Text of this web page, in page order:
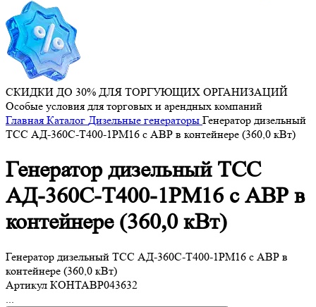
СКИДКИ ДО 30% ДЛЯ ТОРГУЮЩИХ ОРГАНИЗАЦИЙ
Особые условия для торговых и арендных компаний
Главная Каталог Дизельные генераторы Генератор дизельный
ТСС АД-360С-Т400-1РМ16 с АВР в контейнере (360,0 кВт)
Генератор дизельный ТСС
АД-360С-Т400-1РМ16 с АВР в
контейнере (360,0 кВт)
Генератор дизельный ТСС АД-360С-Т400-1РМ16 с АВР в
контейнере (360,0 кВт)
Артикул КОНТАВР043632
...